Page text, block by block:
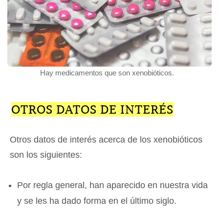
Hay medicamentos que son xenobióticos.
OTROS DATOS DE INTERÉS
Otros datos de interés acerca de los xenobióticos
son los siguientes:
Por regla general, han aparecido en nuestra vida
y se les ha dado forma en el último siglo.